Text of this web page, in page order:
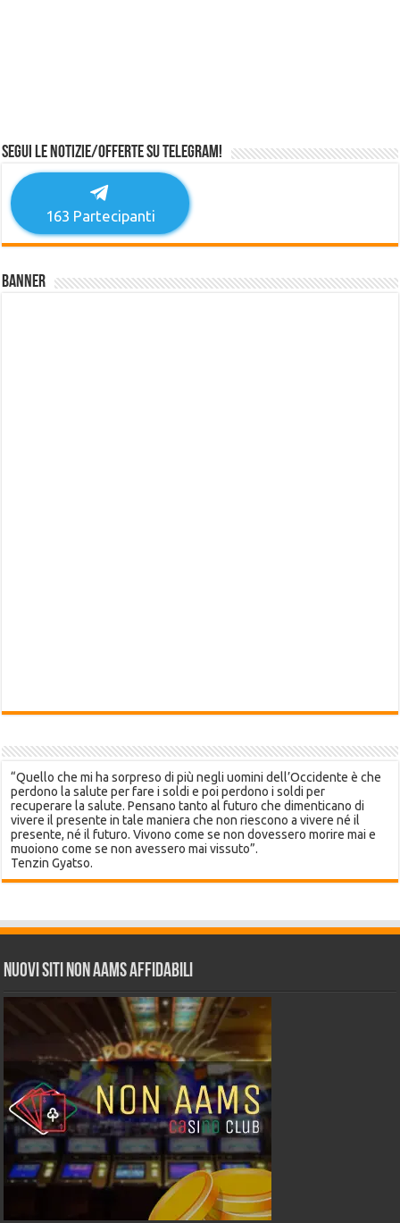
Segui le notizie/offerte su Telegram!
163 Partecipanti
Banner
“Quello che mi ha sorpreso di più negli uomini dell’Occidente è che
perdono la salute per fare i soldi e poi perdono i soldi per
recuperare la salute. Pensano tanto al futuro che dimenticano di
vivere il presente in tale maniera che non riescono a vivere né il
presente, né il futuro. Vivono come se non dovessero morire mai e
muoiono come se non avessero mai vissuto”.
Tenzin Gyatso.
Nuovi siti non AAMS affidabili